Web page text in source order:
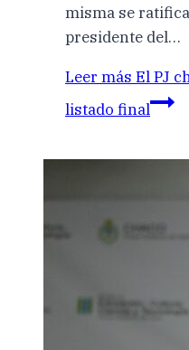
misma se
presidente del…
Leer más El PJ
listado final